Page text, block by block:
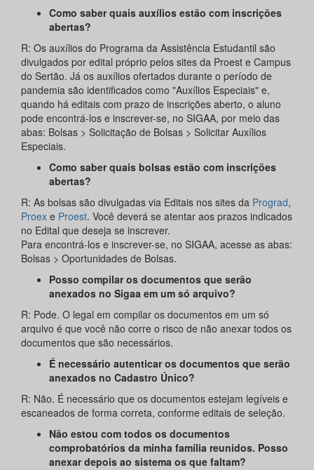
Como saber quais auxílios estão com inscrições
abertas?
R: Os auxílios do Programa da Assistência Estudantil são
divulgados por edital próprio pelos sites da Proest e Campus
do Sertão. Já os auxílios ofertados durante o período de
pandemia são identificados como "Auxílios Especiais" e,
quando há editais com prazo de inscrições aberto, o aluno
pode encontrá-los e inscrever-se, no SIGAA, por meio das
abas: Bolsas > Solicitação de Bolsas > Solicitar Auxílios
Especiais.
Como saber quais bolsas estão com inscrições
abertas?
R: As bolsas são divulgadas via Editais nos sites da Prograd,
Proex e Proest. Você deverá se atentar aos prazos indicados
no Edital que deseja se inscrever.
Para encontrá-los e inscrever-se, no SIGAA, acesse as abas:
Bolsas > Oportunidades de Bolsas.
Posso compilar os documentos que serão
anexados no Sigaa em um só arquivo?
R: Pode. O legal em compilar os documentos em um só
arquivo é que você não corre o risco de não anexar todos os
documentos que são necessários.
É necessário autenticar os documentos que serão
anexados no Cadastro Único?
R: Não. É necessário que os documentos estejam legíveis e
escaneados de forma correta, conforme editais de seleção.
Não estou com todos os documentos
comprobatórios da minha família reunidos. Posso
anexar depois ao sistema os que faltam?